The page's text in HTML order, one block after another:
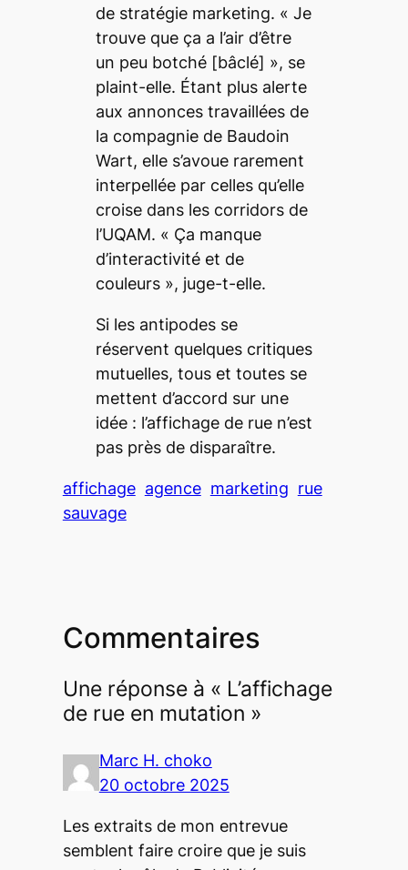
de stratégie marketing. « Je
trouve que ça a l’air d’être
un peu botché[bâclé] », se
plaint-elle. Étant plus alerte
aux annonces travaillées de
la compagnie de Baudoin
Wart, elle s’avoue rarement
interpellée par celles qu’elle
croise dans les corridors de
l’UQAM. « Ça manque
d’interactivité et de
couleurs », juge-t-elle.
Si les antipodes se
réservent quelques critiques
mutuelles, tous et toutes se
mettent d’accord sur une
idée : l’affichage de rue n’est
pas près de disparaître.
affichage agence marketing rue
sauvage
Commentaires
Une réponse à « L’affichage
de rue en mutation »
Marc H. choko
20 octobre 2025
Les extraits de mon entrevue
semblent faire croire que je suis